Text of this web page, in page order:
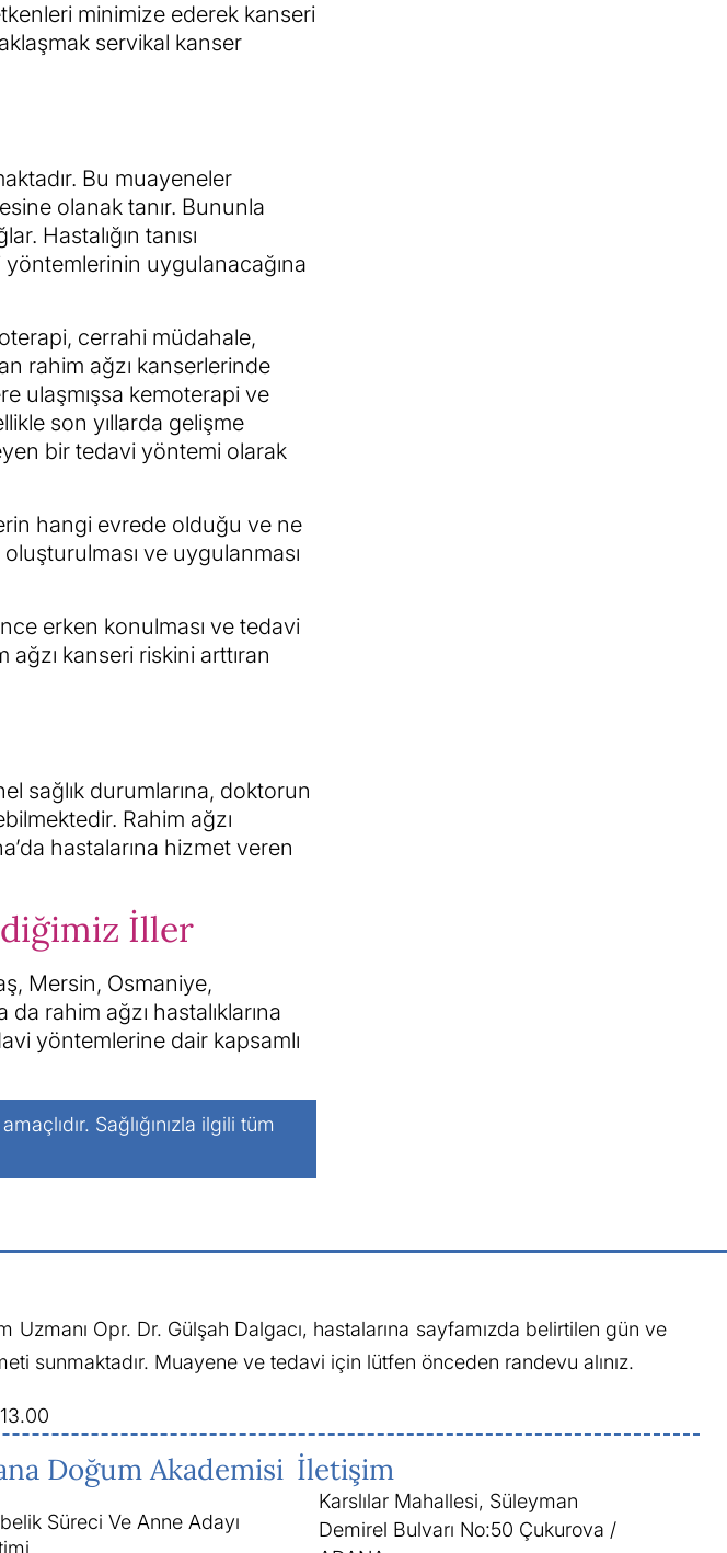
minimize ederek kanseri
servikal kanser
Bu muayeneler
olanak tanır. Bununla
Hastalığın tanısı
uygulanacağına
cerrahi müdahale,
rahim ağzı kanserlerinde
ulaşmışsa kemoterapi ve
son yıllarda gelişme
bir tedavi yöntemi olarak
hangi evrede olduğu ve ne
oluşturulması ve uygulanması
erken konulması ve tedavi
kanseri riskini arttıran
sağlık durumlarına, doktorun
Rahim ağzı
hastalarına hizmet veren
İller
Mersin, Osmaniye,
rahim ağzı hastalıklarına
yöntemlerine dair kapsamlı
Sağlığınızla ilgili tüm
Uzmanı Opr. Dr. Gülşah Dalgacı, hastalarına sayfamızda belirtilen gün ve
sunmaktadır. Muayene ve tedavi için lütfen önceden randevu alınız.
Doğum Akademisi
Süreci Ve Anne Adayı
İletişim
Karslılar Mahallesi, Süleyman
Demirel Bulvarı No:50 Çukurova /